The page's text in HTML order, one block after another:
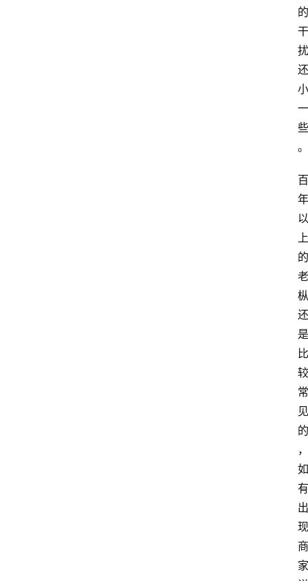
的
干
扰
还
小
一
些
。
百
年
以
上
的
老
枞
还
是
比
较
常
见
的
，
如
有
出
现
商
家